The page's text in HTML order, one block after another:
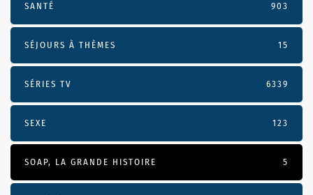
SANTÉ 903
SÉJOURS À THÈMES 15
SÉRIES TV 6339
SEXE 123
SOAP, LA GRANDE HISTOIRE 5